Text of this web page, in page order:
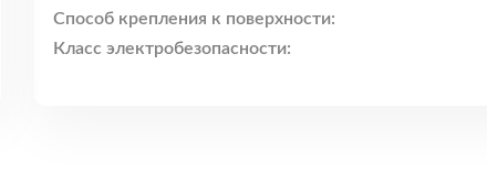
Способ крепления к поверхности:
Класс электробезопасности: